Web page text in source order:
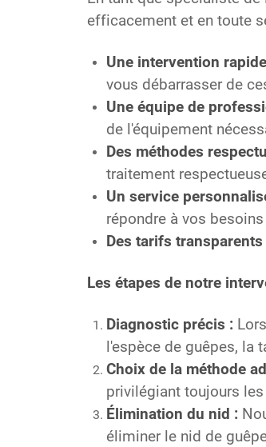
efficacement et en toute
Une intervention
vous débarrasser de
Une équipe de
de l'équipement
Des méthodes
traitement
Un service
répondre à vos
Des tarifs transparents
Les étapes de notre
Diagnostic précis :
l'espèce de guêpes,
Choix de la méthode
privilégiant toujours
Élimination du nid :
éliminer le nid de